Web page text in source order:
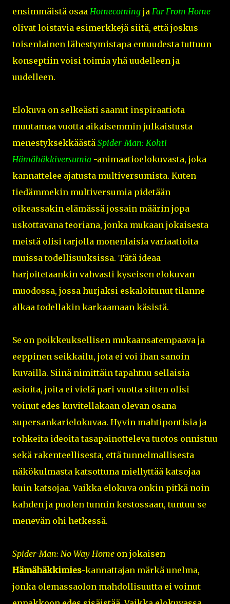
ensimmäistä osaa Homecoming ja Far From Home
olivat loistavia esimerkkejä siitä, että joskus
toisenlainen lähestymistapa entuudesta tuttuun
konseptiin voisi toimia yhä uudelleen ja
uudelleen.
Elokuva on selkeästi saanut inspiraatiota
muutamaa vuotta aikaisemmin julkaistusta
menestyksekkäästä Spider-Man: Kohti
Hämähäkkiversumia -animaatioelokuvasta, joka
kannattelee ajatusta multiversumista. Kuten
tiedämmekin multiversumia pidetään
oikeassakin elämässä jossain määrin jopa
uskottavana teoriana, jonka mukaan jokaisesta
meistä olisi tarjolla monenlaisia variaatioita
muissa todellisuuksissa. Tätä ideaa
harjoitetaankin vahvasti kyseisen elokuvan
muodossa, jossa hurjaksi eskaloitunut tilanne
alkaa todellakin karkaamaan käsistä.
Se on poikkeuksellisen mukaansatempaava ja
eeppinen seikkailu, jota ei voi ihan sanoin
kuvailla. Siinä nimittäin tapahtuu sellaisia
asioita, joita ei vielä pari vuotta sitten olisi
voinut edes kuvitellakaan olevan osana
supersankarielokuvaa. Hyvin mahtipontisia ja
rohkeita ideoita tasapainotteleva tuotos onnistuu
sekä rakenteellisesta, että tunnelmallisesta
näkökulmasta katsottuna miellyttää katsojaa
kuin katsojaa. Vaikka elokuva onkin pitkä noin
kahden ja puolen tunnin kestossaan, tuntuu se
menevän ohi hetkessä.
Spider-Man: No Way Home on jokaisen
Hämähäkkimies-kannattajan märkä unelma,
jonka olemassaolon mahdollisuutta ei voinut